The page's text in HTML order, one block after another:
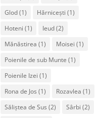
Glod(1) Hărnicești (1)
Hoteni (1) Ieud(2)
Mănăstirea (1) Moisei (1)
Poienile de sub Munte (1)
Poienile Izei (1)
Rona de Jos (1) Rozavlea (1)
Săliștea de Sus (2) Sârbi (2)